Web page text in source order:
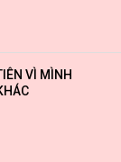
VÌ MÌNH